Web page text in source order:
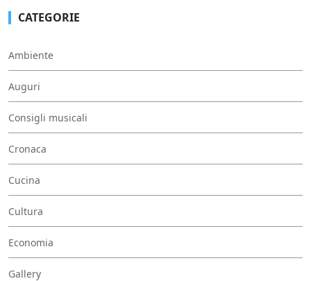
CATEGORIE
Ambiente
Auguri
Consigli musicali
Cronaca
Cucina
Cultura
Economia
Gallery